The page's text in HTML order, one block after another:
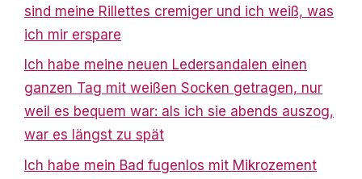
sind meine Rillettes cremiger und ich weiß, was
ich mir erspare
Ich habe meine neuen Ledersandalen einen
ganzen Tag mit weißen Socken getragen, nur
weil es bequem war: als ich sie abends auszog,
war es längst zu spät
Ich habe mein Bad fugenlos mit Mikrozement